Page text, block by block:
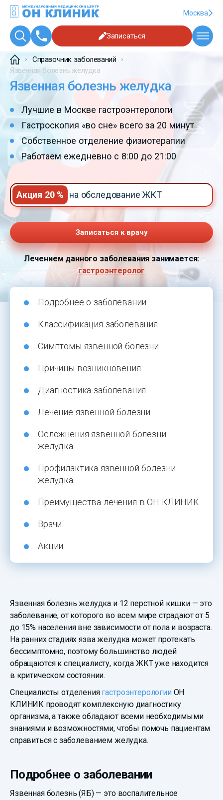
Москва
Записаться
Справочник заболеваний
Язвенная болезнь желудка
Язвенная болезнь желудка
Лучшие в Москве гастроэнтерологи
Гастроскопия «во сне» всего за 20 минут
Собственное отделение физиотерапии
Работаем ежедневно с 8:00 до 21:00
Акция 20 % на обследование ЖКТ
Записаться к врачу
Лечением данного заболевания занимается:
гастроэнтеролог
Подробнее о заболевании
Классификация заболевания
Симптомы язвенной болезни
Причины возникновения
Диагностика заболевания
Лечение язвенной болезни
Осложнения язвенной болезни
желудка
Профилактика язвенной болезни
желудка
Преимущества лечения в ОН КЛИНИК
Врачи
Акции
Язвенная болезнь желудка и 12 перстной кишки — это
заболевание, от которого во всем мире страдают от 5
до 15% населения вне зависимости от пола и возраста.
На ранних стадиях язва желудка может протекать
бессимптомно, поэтому большинство людей
обращаются к специалисту, когда ЖКТ уже находится
в критическом состоянии.
Специалисты отделения гастроэнтерологии ОН
КЛИНИК проводят комплексную диагностику
организма, а также обладают всеми необходимыми
знаниями и возможностями, чтобы помочь пациентам
справиться с заболеванием желудка.
Подробнее о заболевании
Язвенная болезнь (ЯБ) — это воспалительное